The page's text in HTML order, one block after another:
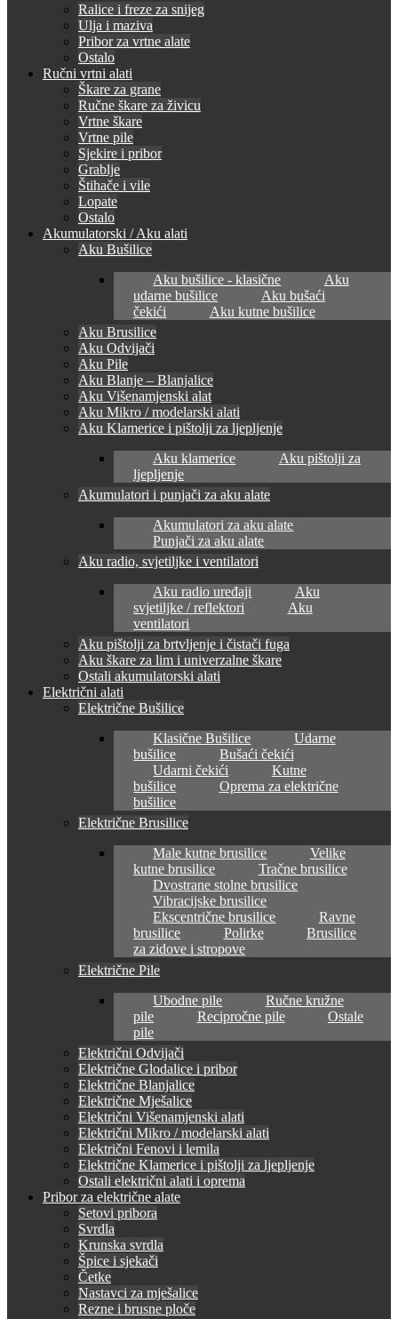
Ralice i freze za snijeg
Ulja i maziva
Pribor za vrtne alate
Ostalo
Ručni vrtni alati
Škare za grane
Ručne škare za živicu
Vrtne škare
Vrtne pile
Sjekire i pribor
Grablje
Štihače i vile
Lopate
Ostalo
Akumulatorski / Aku alati
Aku Bušilice
Aku bušilice - klasične
Aku
udarne bušilice
Aku bušaći
čekići
Aku kutne bušilice
Aku Brusilice
Aku Odvijači
Aku Pile
Aku Blanje – Blanjalice
Aku Višenamjenski alat
Aku Mikro / modelarski alati
Aku Klamerice i pištolji za ljepljenje
Aku klamerice
Aku pištolji za
ljepljenje
Akumulatori i punjači za aku alate
Akumulatori za aku alate
Punjači za aku alate
Aku radio, svjetiljke i ventilatori
Aku radio uređaji
Aku
svjetiljke / reflektori
Aku
ventilatori
Aku pištolji za brtvljenje i čistači fuga
Aku škare za lim i univerzalne škare
Ostali akumulatorski alati
Električni alati
Električne Bušilice
Klasične Bušilice
Udarne
bušilice
Bušaći čekići
Udarni čekići
Kutne
bušilice
Oprema za električne
bušilice
Električne Brusilice
Male kutne brusilice
Velike
kutne brusilice
Tračne brusilice
Dvostrane stolne brusilice
Vibracijske brusilice
Ekscentrične brusilice
Ravne
brusilice
Polirke
Brusilice
za zidove i stropove
Električne Pile
Ubodne pile
Ručne kružne
pile
Recipročne pile
Ostale
pile
Električni Odvijači
Električne Glodalice i pribor
Električne Blanjalice
Električne Mješalice
Električni Višenamjenski alati
Električni Mikro / modelarski alati
Električni Fenovi i lemila
Električne Klamerice i pištolji za ljepljenje
Ostali električni alati i oprema
Pribor za električne alate
Setovi pribora
Svrdla
Krunska svrdla
Špice i sjekači
Četke
Nastavci za mješalice
Rezne i brusne ploče